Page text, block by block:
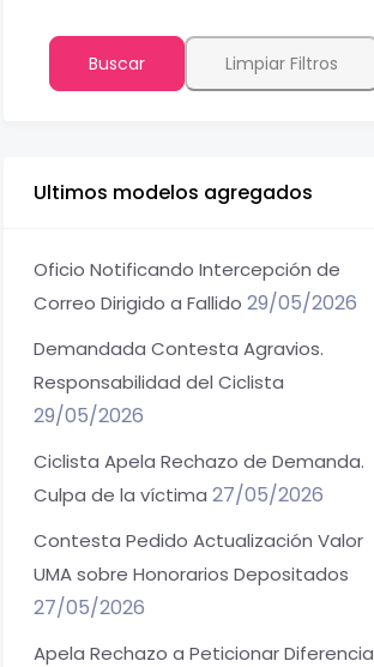
Buscar Limpiar Filtros
Ultimos modelos agregados
Oficio Notificando Intercepción de
Correo Dirigido a Fallido 29/05/2026
Demandada Contesta Agravios.
Responsabilidad del Ciclista
29/05/2026
Ciclista Apela Rechazo de Demanda.
Culpa de la víctima 27/05/2026
Contesta Pedido Actualización Valor
UMA sobre Honorarios Depositados
27/05/2026
Apela Rechazo a Peticionar Diferencia